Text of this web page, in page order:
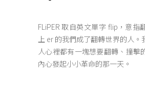
FLiPER 取自英文單字 flip，意指
上 er 的我們成了翻轉世界的人。
人心裡都有一塊想要翻轉、撞擊
內心發起小小革命的那一天。